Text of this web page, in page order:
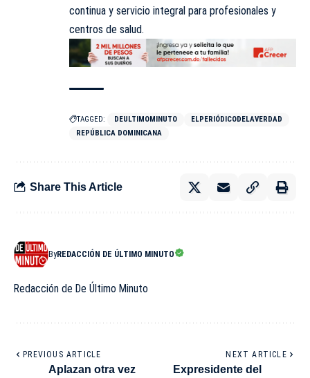
continua y servicio integral para profesionales y
centros de salud.
TAGGED: DEULTIMOMINUTO
ELPERIÓDICODELAVERDAD
REPÚBLICA DOMINICANA
Share This Article
ByREDACCIÓN DE ÚLTIMO MINUTO
Redacción de De Último Minuto
PREVIOUS ARTICLE
Aplazan otra vez
NEXT ARTICLE
Expresidente del